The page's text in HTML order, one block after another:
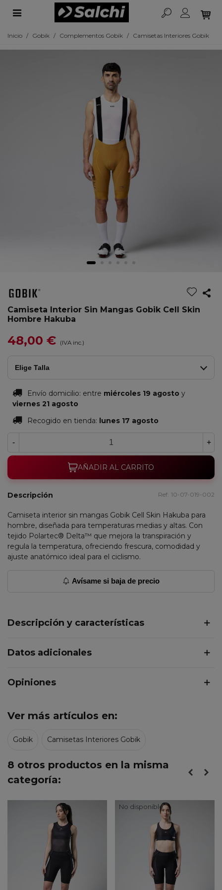
Inicio / Gobik / Complementos Gobik / Camisetas Interiores Gobik
Camiseta Interior Sin Mangas Gobik Cell Skin
Hombre Hakuba
48,00 € (IVA inc.)
Elige Talla
Envío domicilio: entre miércoles 19 agosto y
viernes 21 agosto
Recogido en tienda: lunes 17 agosto
- +
AÑADIR AL CARRITO
Descripción Ref: 10-07-019-002
Camiseta interior sin mangas Gobik Cell Skin Hakuba para
hombre, diseñada para temperaturas medias y altas. Con
tejido Polartec® Delta™ que mejora la transpiración y
regula la temperatura, ofreciendo frescura, comodidad y
ajuste anatómico ideal para el ciclismo.
Avísame si baja de precio
Descripción y características
Datos adicionales
Opiniones
Ver más artículos en:
Gobik Camisetas Interiores Gobik
8 otros productos en la misma
categoría:
No disponible